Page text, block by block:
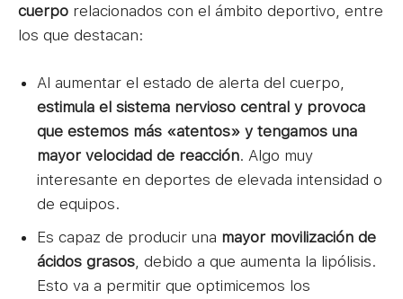
cuerpo relacionados con el ámbito deportivo, entre
los que destacan:
Al aumentar el estado de alerta del cuerpo,
estimula el sistema nervioso central y provoca
que estemos más «atentos» y tengamos una
mayor velocidad de reacción. Algo muy
interesante en deportes de elevada intensidad o
de equipos.
Es capaz de producir una mayor movilización de
ácidos grasos , debido a que aumenta la lipólisis.
Esto va a permitir que optimicemos los